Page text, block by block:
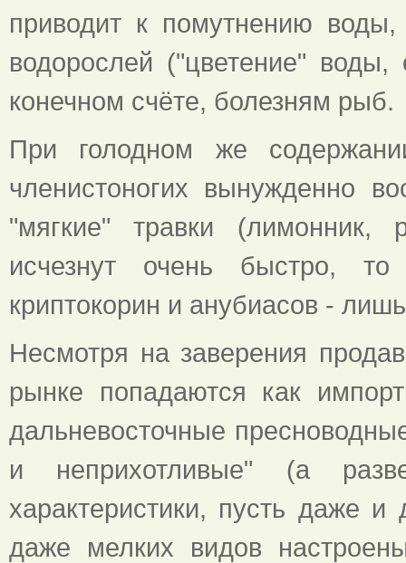
приводит к помутнению
водорослей ("цветение"
конечном счёте, болезням рыб.
При голодном же
членистоногих вынужденно
"мягкие" травки (лимонник,
исчезнут очень быстро,
криптокорин и анубиасов -
Несмотря на заверения
рынке попадаются как
дальневосточные
и неприхотливые" (а
характеристики, пусть даже
даже мелких видов